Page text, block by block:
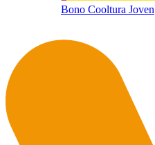
Bono Cooltura Joven